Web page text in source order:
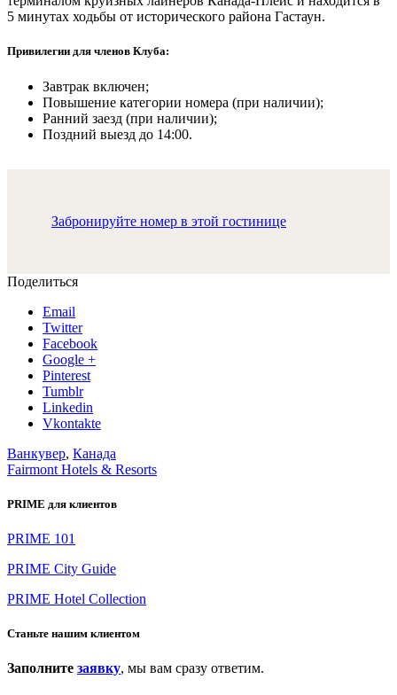
5 минутах ходьбы от исторического района Гастаун.
Привилегии для членов Клуба:
Завтрак включен;
Повышение категории номера (при наличии);
Ранний заезд (при наличии);
Поздний выезд до 14:00.
Забронируйте номер в этой гостинице
Поделиться
Email
Twitter
Facebook
Google +
Pinterest
Tumblr
Linkedin
Vkontakte
Ванкувер, Канада
Fairmont Hotels & Resorts
PRIME для клиентов
PRIME 101
PRIME City Guide
PRIME Hotel Collection
Станьте нашим клиентом
Заполните заявку, мы вам сразу ответим.